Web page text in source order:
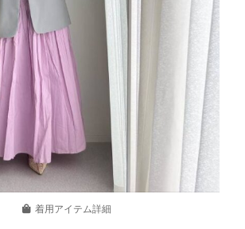
着用アイテム詳細